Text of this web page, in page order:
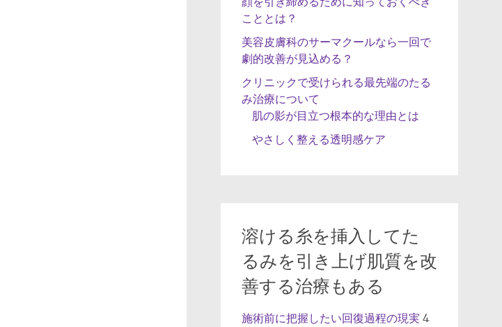
こととは？
美容皮膚科のサーマクールなら一回で
劇的改善が見込める？
クリニックで受けられる最先端のたる
み治療について
肌の影が目立つ根本的な理由とは
やさしく整える透明感ケア
溶ける糸を挿入してた
るみを引き上げ肌質を改
善する治療もある
施術前に把握したい回復過程の現実 4